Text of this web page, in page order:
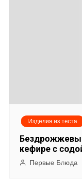
Изделия из теста
кефире с
Первые Блюда